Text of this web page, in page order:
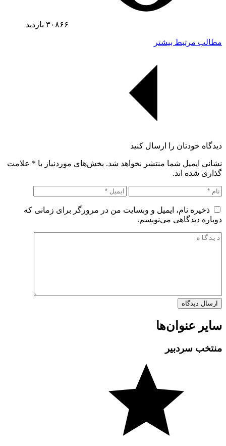
۳۰۸۶۶ بازدید
مطالب مرتبط بیشتر
دیدگاه خودتان را ارسال کنید
نشانی ایمیل شما منتشر نخواهد شد. بخش‌های موردنیاز با * علامت
گذاری شده اند.
ذخیره نام، ایمیل و وبسایت من در مرورگر برای زمانی که
دوباره دیدگاهی می‌نویسم.
سایر عنوان‌ها
منتخب سردبیر